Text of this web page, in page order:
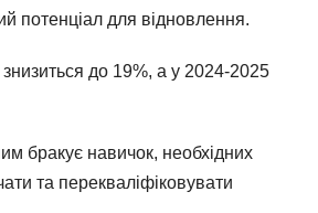
потенціал для відновлення.
знизиться до 19%, а у 2024-2025
бракує навичок, необхідних
та перекваліфіковувати